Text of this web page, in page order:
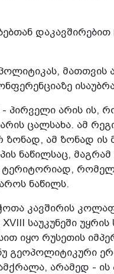
- პირველი არის ის,
ცალსახა. ამ
ამ ზონად ის
ნაწილსაც,
ტერიტორიად,
ნაწილს.
კავშირის
საუკუნეში
იყო რუსეთის
გეოპოლიტიკური
არამედ - ის